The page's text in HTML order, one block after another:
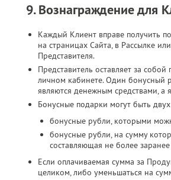
9. Вознаграждение для
Каждый Клиент вправе получить
на страницах Сайта, в Рассылке
Представителя.
Представитель оставляет за
личном кабинете. Один бонусный
являются денежным средствами, а
Бонусные подарки могут быть
бонусные рубли, которыми
бонусные рубли, на сумму
составляющая не более
Если оплачиваемая сумма за
целиком, либо уменьшаться на